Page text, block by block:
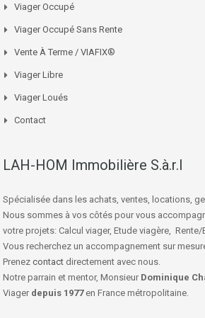
Viager Occupé
Viager Occupé Sans Rente
Vente À Terme / VIAFIX®
Viager Libre
Viager Loués
Contact
LAH-HOM Immobilière S.à.r.l
Spécialisée dans les achats, ventes, locations,
Nous sommes à vos côtés pour vous
votre projets: Calcul viager, Etude viagère, Rente/
Vous recherchez un accompagnement sur
Prenez contact directement avec nous.
Notre parrain et mentor, Monsieur Dominique
Viager depuis 1977 en France métropolitaine.